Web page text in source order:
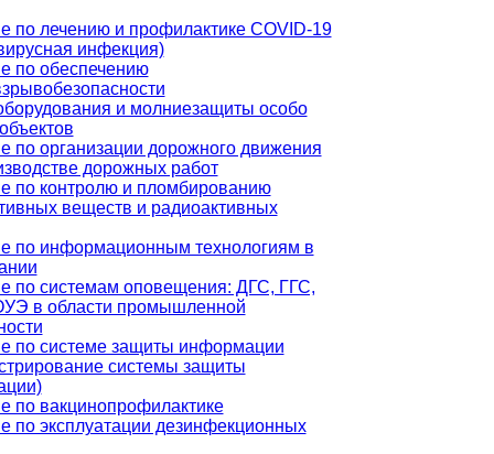
по лечению и профилактике COVID-19
инфекция)
по обеспечению
и молниезащиты особо
по организации дорожного движения
дорожных работ
по контролю и пломбированию
веществ и радиоактивных
по информационным технологиям в
по системам оповещения: ДГС, ГГС,
в области промышленной
по системе защиты информации
системы защиты
по вакцинопрофилактике
по эксплуатации дезинфекционных